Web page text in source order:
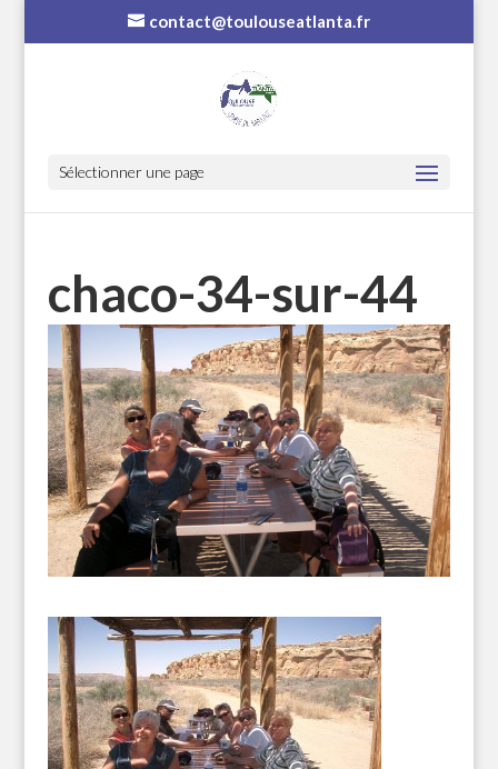
contact@toulouseatlanta.fr
Sélectionner une page
chaco-34-sur-44